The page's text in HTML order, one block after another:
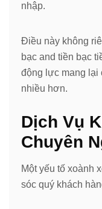
nhập.
Điều này không
bạc and tiền bạc
động lực mang lại
nhiều hơn.
Dịch Vụ
Chuyên
Một yếu tố xoành
sóc quý khách